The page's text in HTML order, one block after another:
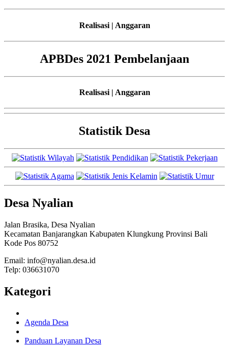
Realisasi | Anggaran
APBDes 2021 Pembelanjaan
Realisasi | Anggaran
Statistik Desa
Desa Nyalian
Jalan Brasika, Desa Nyalian
Kecamatan Banjarangkan Kabupaten Klungkung Provinsi Bali
Kode Pos 80752
Email: info@nyalian.desa.id
Telp: 036631070
Kategori
Agenda Desa
Panduan Layanan Desa